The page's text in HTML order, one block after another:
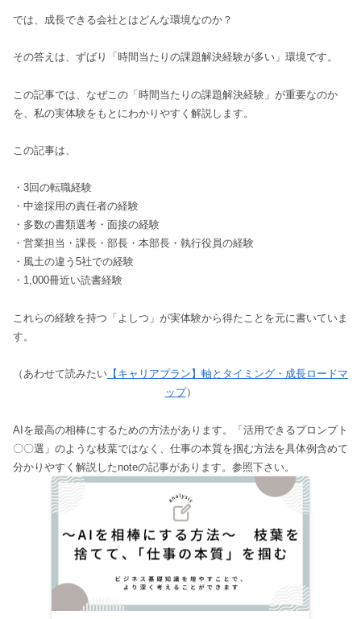
では、成長できる会社とはどんな環境なのか？
その答えは、ずばり「時間当たりの課題解決経験が多い」環境です。
この記事では、なぜこの「時間当たりの課題解決経験」が重要なのか
を、私の実体験をもとにわかりやすく解説します。
この記事は、
・3回の転職経験
・中途採用の責任者の経験
・多数の書類選考・面接の経験
・営業担当・課長・部長・本部長・執行役員の経験
・風土の違う5社での経験
・1,000冊近い読書経験
これらの経験を持つ「よしつ」が実体験から得たことを元に書いていま
す。
（あわせて読みたい 【キャリアプラン】軸とタイミング・成長ロードマ
ップ）
AIを最高の相棒にするための方法があります。「活用できるプロンプト
〇〇選」のような枝葉ではなく、仕事の本質を掴む方法を具体例含めて
分かりやすく解説したnoteの記事があります。参照下さい。